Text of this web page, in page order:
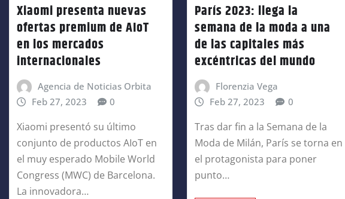
Xiaomi presenta nuevas
ofertas premium de AIoT
en los mercados
internacionales
Agencia de Noticias Orbita
Feb 27, 2023
0
Xiaomi presentó su último
conjunto de productos AIoT en
el muy esperado Mobile World
Congress (MWC) de Barcelona.
La innovadora…
París 2023: llega la
semana de la moda a una
de las capitales más
excéntricas del mundo
Florenzia Vega
Feb 27, 2023
0
Tras dar fin a la Semana de la
Moda de Milán, París se torna en
el protagonista para poner
punto…